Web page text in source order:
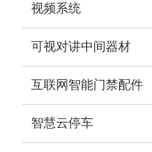
视频系统
可视对讲中间器材
互联网智能门禁配件
智慧云停车